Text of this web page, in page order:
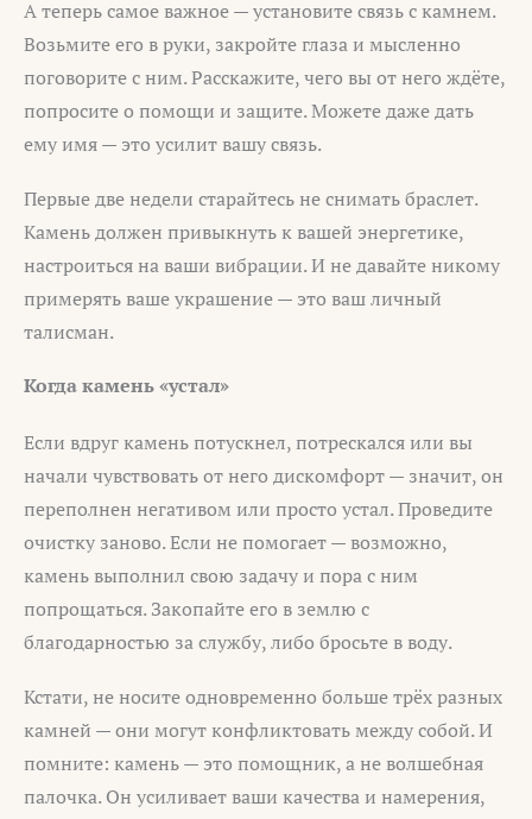
А теперь самое важное — установите связь с камнем.
Возьмите его в руки, закройте глаза и мысленно
поговорите с ним. Расскажите, чего вы от него ждёте,
попросите о помощи и защите. Можете даже дать
ему имя — это усилит вашу связь.
Первые две недели старайтесь не снимать браслет.
Камень должен привыкнуть к вашей энергетике,
настроиться на ваши вибрации. И не давайте никому
примерять ваше украшение — это ваш личный
талисман.
Когда камень «устал»
Если вдруг камень потускнел, потрескался или вы
начали чувствовать от него дискомфорт — значит, он
переполнен негативом или просто устал. Проведите
очистку заново. Если не помогает — возможно,
камень выполнил свою задачу и пора с ним
попрощаться. Закопайте его в землю с
благодарностью за службу, либо бросьте в воду.
Кстати, не носите одновременно больше трёх разных
камней — они могут конфликтовать между собой. И
помните: камень — это помощник, а не волшебная
палочка. Он усиливает ваши качества и намерения,